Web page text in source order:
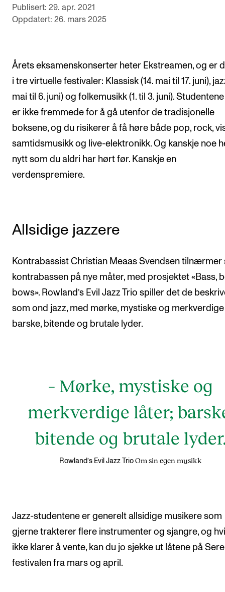
Ledige stillinger
Om Norges musikkhøgskole
Kontakt oss
Finn ansatte
For ansatte og studenter
Publisert: 29. apr. 2021
Oppdatert: 26. mars 2025
Årets eksamenskonserter heter Ekstreamen, og er
i tre virtuelle festivaler: Klassisk (14. mai til 17. juni),
mai til 6. juni) og folkemusikk (1. til 3. juni).
er ikke fremmede for å gå utenfor de tradisjonelle
boksene, og du risikerer å få høre både pop, rock,
samtidsmusikk og live-elektronikk. Og kanskje noe
nytt som du aldri har hørt før. Kanskje en
verdenspremiere.
Allsidige jazzere
Kontrabassist Christian Meaas Svendsen tilnærmer
kontrabassen på nye måter, med prosjektet «Bass,
bows». Rowland’s Evil Jazz Trio spiller det de
som ond jazz, med mørke, mystiske og
barske, bitende og brutale lyder.
– Mørke, mystiske og
merkverdige låter;
bitende og brutale
Rowland’s Evil Jazz Trio Om sin egen musikk
Jazz-studentene er generelt allsidige musikere som
gjerne trakterer flere instrumenter og sjangre, og
ikke klarer å vente, kan du jo sjekke ut låtene på
festivalen fra mars og april.